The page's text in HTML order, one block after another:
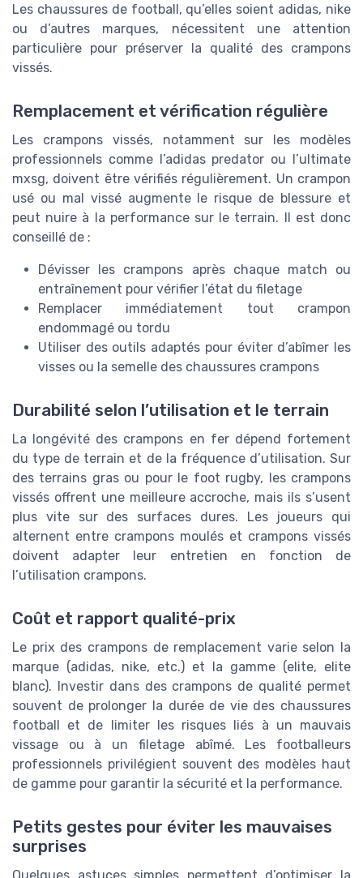
Les chaussures de football, qu’elles soient adidas, nike
ou d’autres marques, nécessitent une attention
particulière pour préserver la qualité des crampons
vissés.
Remplacement et vérification régulière
Les crampons vissés, notamment sur les modèles
professionnels comme l’adidas predator ou l’ultimate
mxsg, doivent être vérifiés régulièrement. Un crampon
usé ou mal vissé augmente le risque de blessure et
peut nuire à la performance sur le terrain. Il est donc
conseillé de :
Dévisser les crampons après chaque match ou
entraînement pour vérifier l’état du filetage
Remplacer immédiatement tout crampon
endommagé ou tordu
Utiliser des outils adaptés pour éviter d’abîmer les
visses ou la semelle des chaussures crampons
Durabilité selon l’utilisation et le terrain
La longévité des crampons en fer dépend fortement
du type de terrain et de la fréquence d’utilisation. Sur
des terrains gras ou pour le foot rugby, les crampons
vissés offrent une meilleure accroche, mais ils s’usent
plus vite sur des surfaces dures. Les joueurs qui
alternent entre crampons moulés et crampons vissés
doivent adapter leur entretien en fonction de
l’utilisation crampons.
Coût et rapport qualité-prix
Le prix des crampons de remplacement varie selon la
marque (adidas, nike, etc.) et la gamme (elite, elite
blanc). Investir dans des crampons de qualité permet
souvent de prolonger la durée de vie des chaussures
football et de limiter les risques liés à un mauvais
vissage ou à un filetage abîmé. Les footballeurs
professionnels privilégient souvent des modèles haut
de gamme pour garantir la sécurité et la performance.
Petits gestes pour éviter les mauvaises
surprises